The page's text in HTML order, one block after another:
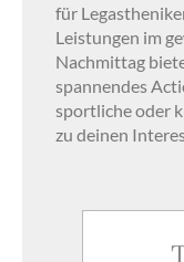
für
Leistungen im
Nachmittag
spannendes
sportliche oder
zu deinen